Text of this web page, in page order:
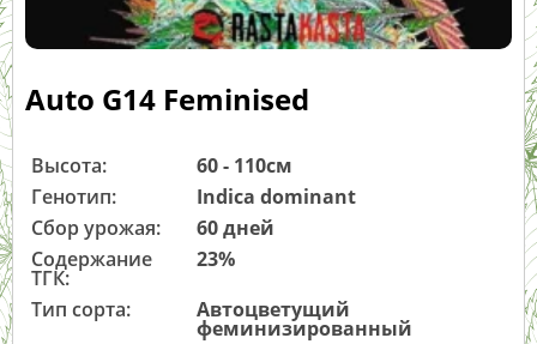
Auto G14 Feminised
Высота:
60 - 110см
Генотип:
Indica dominant
Сбор урожая:
60 дней
Содержание
ТГК:
23%
Тип сорта:
Автоцветущий
феминизированный